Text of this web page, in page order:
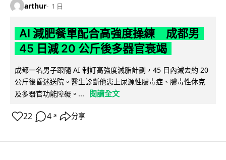
arthur 1 日
AI 減肥餐單配合高強度操練 成都男
45 日減 20 公斤後多器官衰竭
成都一名男子跟隨 AI 制訂高強度減脂計劃，45 日內減去約 20
公斤後昏迷送院。醫生診斷他患上尿源性膿毒症、膿毒性休克
及多器官功能障礙。...
閱讀全文
22 4 ↗ 分享